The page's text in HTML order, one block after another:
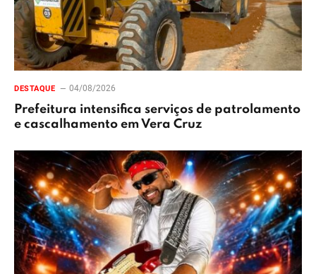
DESTAQUE 04/08/2026
Prefeitura intensifica serviços de patrolamento
e cascalhamento em Vera Cruz